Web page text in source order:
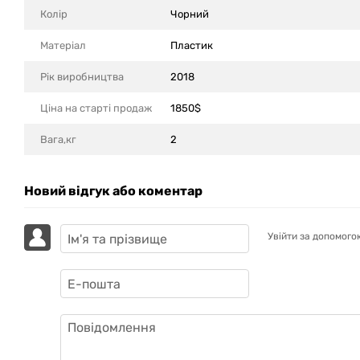
Колір Чорний
Матеріал Пластик
Рік виробництва 2018
Ціна на старті продаж 1850$
Вага,кг 2
Новий відгук або коментар
Увійти за